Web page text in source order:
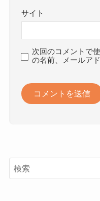
サイト
次回のコメントで
の名前、メールア